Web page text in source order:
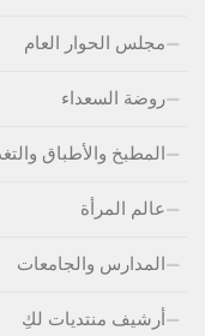
مجلس الحوار العام
روضة السعداء
المطبخ والأطباق
عالم المرأة
المدارس والجامعات
أرشيف منتديات لكِ